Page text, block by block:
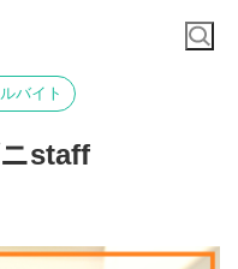
バイト
staff